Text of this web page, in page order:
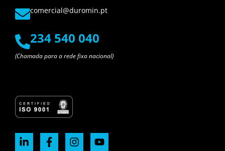
comercial@duromin.pt
234 540 040
(Chamada para a rede fixa nacional)